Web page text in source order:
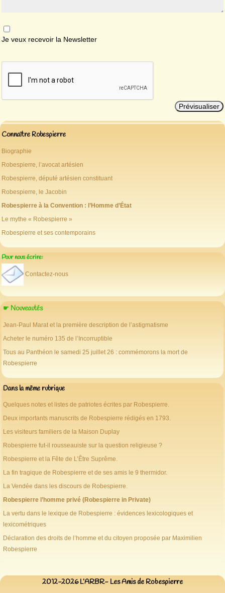
Je veux recevoir la Newsletter
Connaître Robespierre
Biographie
Robespierre, l’avocat artésien
Robespierre, député artésien constituant
Robespierre, le Jacobin
Robespierre à la Convention : l’Homme d’État
Le mythe « Robespierre »
Robespierre et ses contemporains
Pour nous écrire:
Contactez-nous
☛ Nouveautés
Jean-Paul Marat et la première description de l’astigmatisme
Acheter le numéro 135 de l’Incorruptible
Tous au Panthéon le samedi 25 juillet 26 : commémorons la mort de
Robespierre
Dans la même rubrique
Quelques notes et listes de patriotes écrites par Robespierre.
Deux importants manuscrits de Robespierre rédigés en 1793.
Les visiteurs familiers de la Maison Duplay
Robespierre fut-il rousseauiste sur la question religieuse ?
Robespierre et la Fête de L’Être Suprême.
La fin tragique de Robespierre et de ses amis le 9 thermidor.
La Vendée dans les discours de Robespierre.
Robespierre l’homme privé (Robespierre in Private)
La vertu dans le lexique de Robespierre : évidences lexicologiques et
lexicométriques
Déclaration des droits de l’homme et du citoyen proposée par Maximilien
Robespierre
2012-2026 L’ARBR- Les Amis de Robespierre